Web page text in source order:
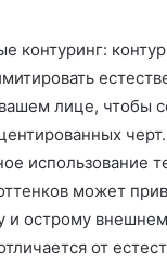
контуринг:
лице, чтобы
использование
может
и острому
от